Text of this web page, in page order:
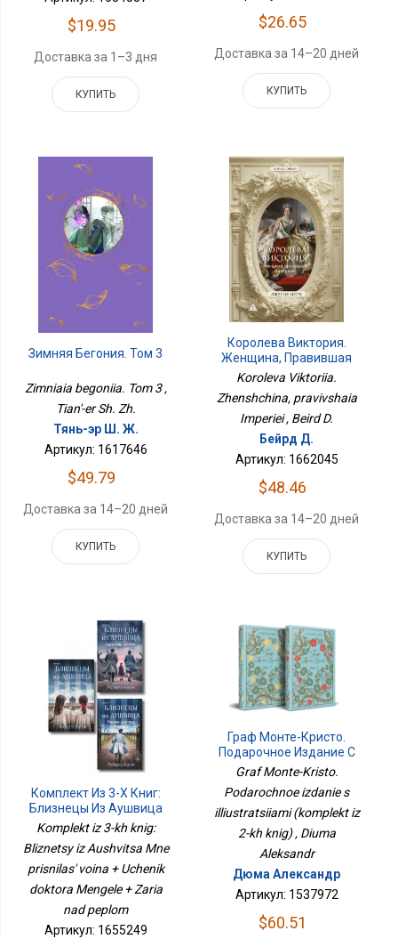
$19.95
Доставка за 1–3 дня
КУПИТЬ
$26.65
Доставка за 14–20 дней
КУПИТЬ
Зимняя Бегония. Том 3
Zimniaia begoniia. Tom 3 ,
Tian'-er Sh. Zh.
Тянь-эр Ш. Ж.
Артикул: 1617646
$49.79
Доставка за 14–20 дней
КУПИТЬ
Королева Виктория.
Женщина, Правившая
Империей
Koroleva Viktoriia.
Zhenshchina, pravivshaia
Imperiei , Beird D.
Бейрд Д.
Артикул: 1662045
$48.46
Доставка за 14–20 дней
КУПИТЬ
Комплект Из 3-Х Книг:
Близнецы Из Аушвица
Мне Приснилась Война +
Ученик Доктора
Менгеле + Заря Над
Пеплом
Komplekt iz 3-kh knig:
Bliznetsy iz Aushvitsa Mne
prisnilas' voina + Uchenik
doktora Mengele + Zaria
nad peplom
Артикул: 1655249
Граф Монте-Кристо.
Подарочное Издание С
Иллюстрациями
Graf Monte-Kristo.
Podarochnoe izdanie s
illiustratsiiami (komplekt iz
2-kh knig) , Diuma
Aleksandr
Дюма Александр
Артикул: 1537972
$60.51